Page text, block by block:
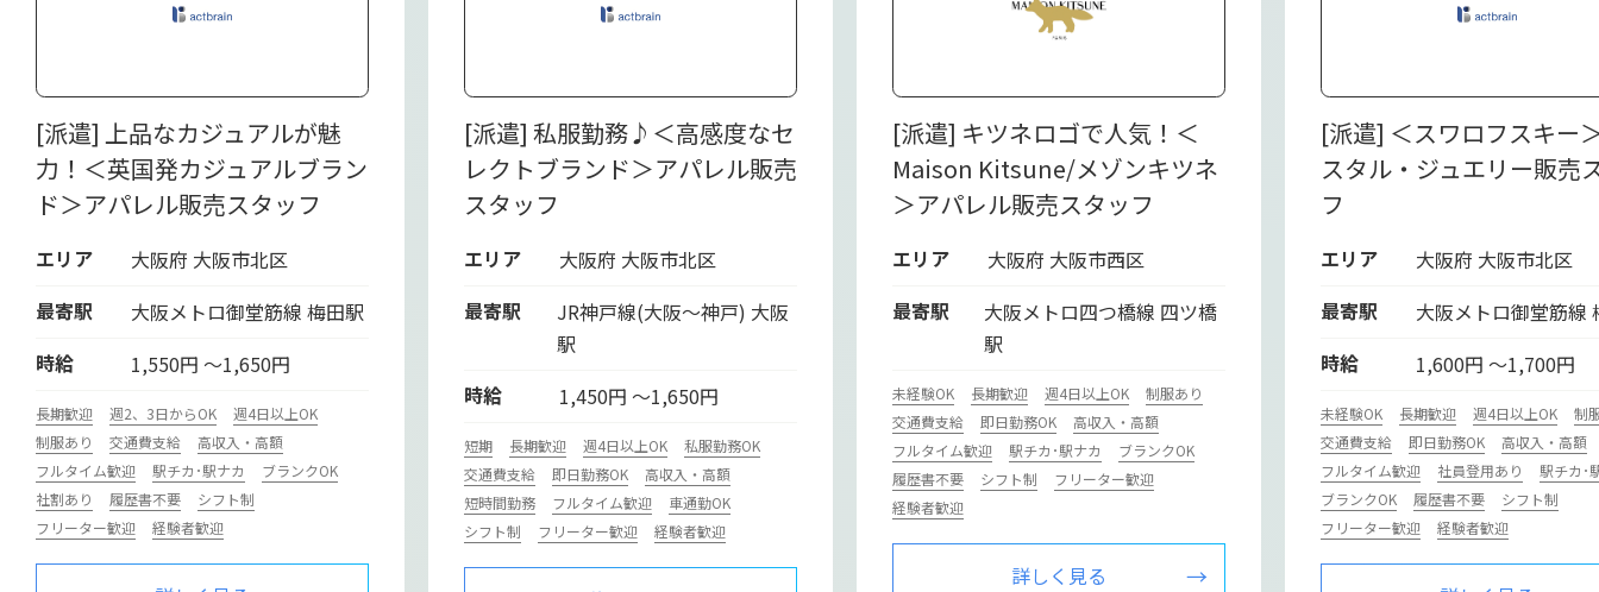
[派遣] 上品なカジュアルが魅
力！＜英国発カジュアルブラン
ド＞アパレル販売スタッフ
エリア
大阪府 大阪市北区
最寄駅
大阪メトロ御堂筋線 梅田駅
時給
1,550円 ～1,650円
長期歓迎 週2、3日からOK
週4日以上OK
制服あり
交通費支給
高収入・高額
フルタイム歓迎
駅チカ･駅ナカ
ブランクOK
社割あり
履歴書不要
シフト制
フリーター歓迎
経験者歓迎
[派遣] 私服勤務♪＜高感度なセ
レクトブランド＞アパレル販売
スタッフ
エリア
大阪府 大阪市北区
最寄駅
JR神戸線(大阪～神戸) 大阪
駅
時給
1,450円 ～1,650円
短期 長期歓迎 週4日以上OK
私服勤務OK
交通費支給
即日勤務OK
高収入・高額
短時間勤務
フルタイム歓迎
車通勤OK
シフト制
フリーター歓迎 経験者歓迎
[派遣] キツネロゴで人気！＜
Maison Kitsune/メゾンキツネ
＞アパレル販売スタッフ
エリア
大阪府 大阪市西区
最寄駅
大阪メトロ四つ橋線 四ツ橋
駅
未経験OK 長期歓迎 週4日以上OK
制服あり
交通費支給
即日勤務OK
高収入・高額
フルタイム歓迎
駅チカ･駅ナカ
ブランクOK
履歴書不要
シフト制
フリーター歓迎
経験者歓迎
詳しく見る
[派遣] ＜スワロフスキー
スタル・ジュエリー販売
フ
エリア
大阪府 大阪市北区
最寄駅
大阪メトロ御堂筋線
時給
1,600円 ～1,700円
未経験OK 長期歓迎 週4日以上OK
制
交通費支給
即日勤務OK
高収入・高額
フルタイム歓迎
社員登用あり
駅チカ･
ブランクOK
履歴書不要
シフト制
フリーター歓迎
経験者歓迎